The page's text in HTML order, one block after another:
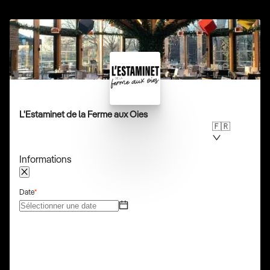
L'Estaminet de la Ferme aux Oies
🇫🇷
Informations
Date*